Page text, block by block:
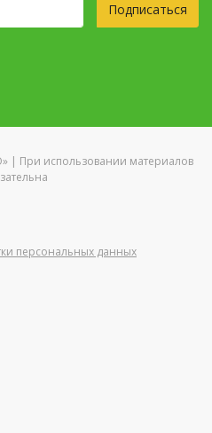
Подписаться
| При использовании материалов
персональных данных